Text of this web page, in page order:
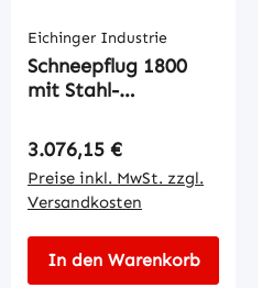
Eichinger Industrie
Schneepflug 1800
mit Stahl-
Regulärer Preis:
3.076,15 €
Preise inkl. MwSt. zzgl.
Versandkosten
In den Warenkorb